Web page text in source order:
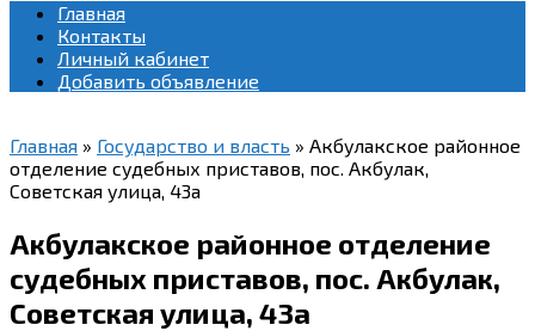
Главная
Контакты
Личный кабинет
Добавить объявление
Главная » Государство и власть » Акбулакское районное
отделение судебных приставов, пос. Акбулак,
Советская улица, 43а
Акбулакское районное отделение
судебных приставов, пос. Акбулак,
Советская улица, 43а